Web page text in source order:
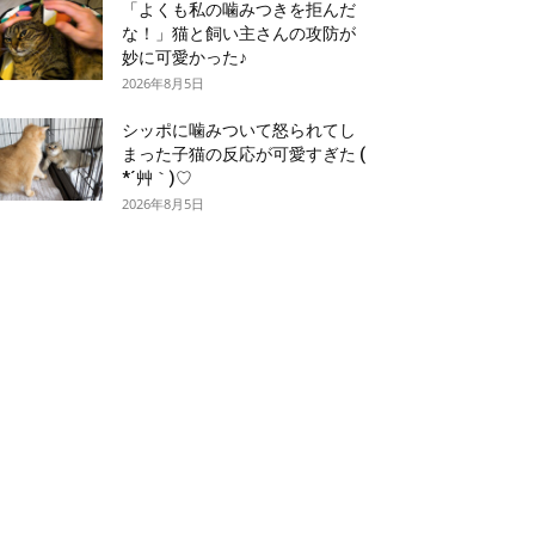
「よくも私の噛みつきを拒んだ
な！」猫と飼い主さんの攻防が
妙に可愛かった♪
2026年8月5日
シッポに噛みついて怒られてし
まった子猫の反応が可愛すぎた (
*´艸｀)♡
2026年8月5日